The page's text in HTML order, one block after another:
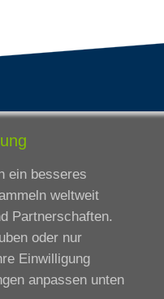
ein besseres
weltweit
Partnerschaften.
oder nur
Einwilligung
anpassen unten